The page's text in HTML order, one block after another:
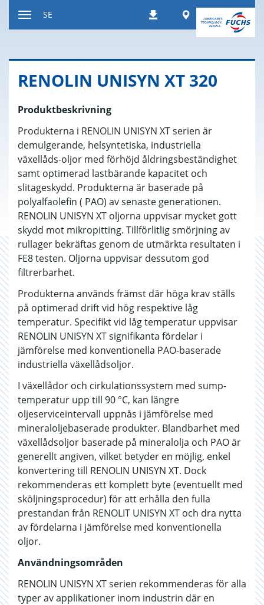
Nedladdningar
Worldwide
SE
RE­NO­LIN UNI­SYN XT 320
Produktbeskrivning
Produkterna i RENOLIN UNISYN XT serien är
demulgerande, helsyntetiska, industriella
växellåds-oljor med förhöjd åldringsbeständighet
samt optimerad lastbärande kapacitet och
slitageskydd. Produkterna är baserade på
polyalfaolefin ( PAO) av senaste generationen.
RENOLIN UNISYN XT oljorna uppvisar mycket gott
skydd mot mikropitting. Tillförlitlig smörjning av
rullager bekräftas genom de utmärkta resultaten i
FE8 testen. Oljorna uppvisar dessutom god
filtrerbarhet.
Produkterna används främst där höga krav ställs
på optimerad drift vid hög respektive låg
temperatur. Specifikt vid låg temperatur uppvisar
RENOLIN UNISYN XT signifikanta fördelar i
jämförelse med konventionella PAO-baserade
industriella växellådsoljor.
I växellådor och cirkulationssystem med sump-
temperatur upp till 90 °C, kan längre
oljeserviceintervall uppnås i jämförelse med
mineraloljebaserade produkter. Blandbarhet med
växellådsoljor baserade på mineralolja och PAO är
generellt angiven, vilket betyder en möjlig, enkel
konvertering till RENOLIN UNISYN XT. Dock
rekommenderas ett komplett byte (eventuellt med
sköljningsprocedur) för att erhålla den fulla
prestandan från RENOLIT UNISYN XT och dra nytta
av fördelarna i jämförelse med konventionella
oljor.
Användningsområden
RENOLIN UNISYN XT serien rekommenderas för alla
typer av applikationer inom industrin där en